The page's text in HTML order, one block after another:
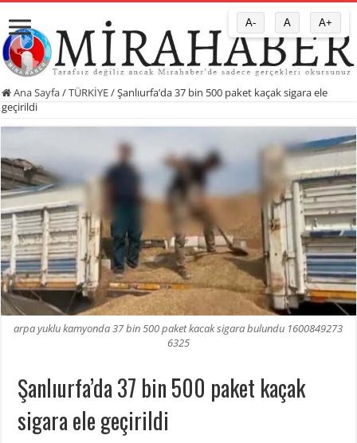
Ana Sayfa/TÜRKİYE/Şanlıurfa’da 37 bin 500 paket kaçak sigara ele
geçirildi
arpa yuklu kamyonda 37 bin 500 paket kacak sigara bulundu 1600849273
6325
Şanlıurfa’da 37 bin 500 paket kaçak
sigara ele geçirildi
A- A A+